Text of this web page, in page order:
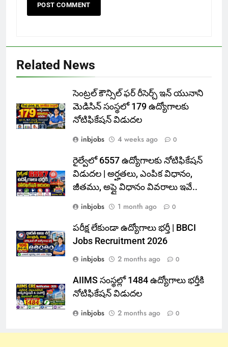
Related News
సెంట్రల్ కౌన్సిల్ ఫర్ రీసెర్చ్ ఇన్ యునాని
మెడిసిన్ సంస్థలో 179 ఉద్యోగాలకు
నోటిఫికేషన్ విడుదల
inbjobs
4 weeks ago 0
రైల్వేలో 6557 ఉద్యోగాలకు నోటిఫికేషన్
విడుదల | అర్హతలు, ఎంపిక విధానం,
జీతము, అప్లై విధానం వివరాలు ఇవే..
inbjobs
1 month ago 0
పరీక్ష లేకుండా ఉద్యోగాలు భర్తీ | BBCI
Jobs Recruitment 2026
inbjobs
2 months ago 0
AIIMS సంస్థల్లో 1484 ఉద్యోగాలు భర్తీకి
నోటిఫికేషన్ విడుదల
inbjobs
2 months ago 0